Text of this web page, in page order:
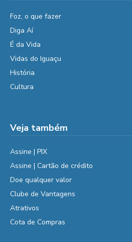
Foz, o que fazer
Diga Aí
É da Vida
Vidas do Iguaçu
História
Cultura
Veja também
Assine | PIX
Assine | Cartão de crédito
Doe qualquer valor
Clube de Vantagens
Atrativos
Cota de Compras